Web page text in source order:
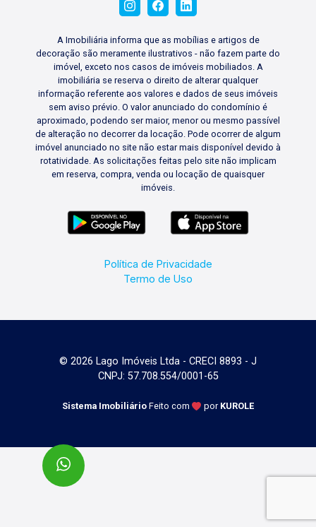
A Imobiliária informa que as mobílias e artigos de
decoração são meramente ilustrativos - não fazem parte do
imóvel, exceto nos casos de imóveis mobiliados. A
imobiliária se reserva o direito de alterar qualquer
informação referente aos valores e dados de seus imóveis
sem aviso prévio. O valor anunciado do condomínio é
aproximado, podendo ser maior, menor ou mesmo passível
de alteração no decorrer da locação. Pode ocorrer de algum
imóvel anunciado no site não estar mais disponível devido à
rotatividade. As solicitações feitas pelo site não implicam
em reserva, compra, venda ou locação de quaisquer
imóveis.
Política de Privacidade
Termo de Uso
© 2026 Lago Imóveis Ltda - CRECI 8893 - J
CNPJ: 57.708.554/0001-65
Sistema Imobiliário Feito com por KUROLE